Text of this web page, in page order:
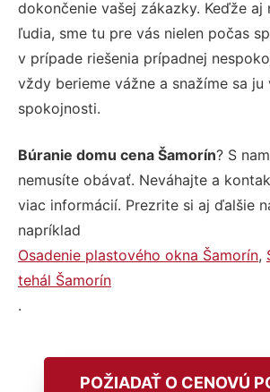
dokončenie vašej zákazky. Keďže aj
ľudia, sme tu pre vás nielen počas
v prípade riešenia prípadnej
vždy berieme vážne a snažíme sa
spokojnosti.
Búranie domu cena Šamorín? S
nemusíte obávať. Neváhajte a
viac informácií. Prezrite si aj ďalšie
napríklad
Osadenie plastového okna Šamorín,
tehál Šamorín
.
POŽIADAŤ O CENOVÚ